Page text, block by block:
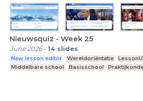
Nieuwsquiz - Week 25
June 2026- 14 slides
New lesson editor Wereldoriëntatie
Middelbare school
Basisschool